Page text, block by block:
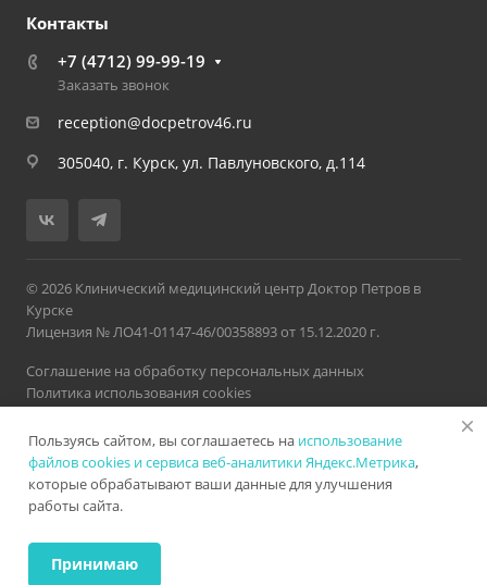
Контакты
+7 (4712) 99-99-19
Заказать звонок
reception@docpetrov46.ru
305040, г. Курск, ул. Павлуновского, д.114
© 2026 Клинический медицинский центр Доктор Петров в
Курске
Лицензия № ЛО41-01147-46/00358893 от 15.12.2020 г.
Соглашение на обработку персональных данных
Политика использования cookies
Версия для слабовидящих
Карта сайта Разработано в
ИМЕЮТСЯ ПРОТИВОПОКАЗАНИЯ. НЕОБХОДИМА
Пользуясь сайтом, вы соглашаетесь на использование
файлов cookies и сервиса веб-аналитики Яндекс.Метрика,
которые обрабатывают ваши данные для улучшения
работы сайта.
Принимаю